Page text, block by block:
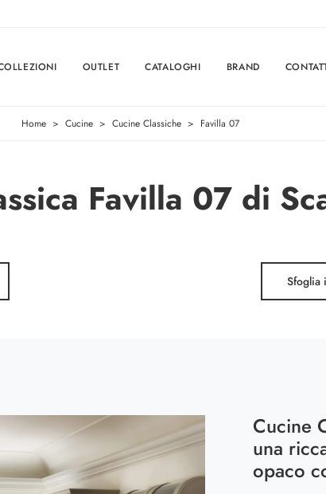
OUTLET CATALOGHI BRAND
Home > Cucine > Cucine Classiche > Favilla 07
Favilla 07 di
Sfoglia
Cucine
una
opaco